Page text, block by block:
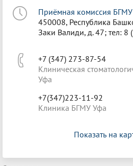
Приёмная комиссия БГМУ
450008, Республика
Заки Валиди, д. 47; тел:
+7 (347) 273-87-54
Клиническая
Уфа
+7(347)223-11-92
Клиника БГМУ Уфа
Показать на